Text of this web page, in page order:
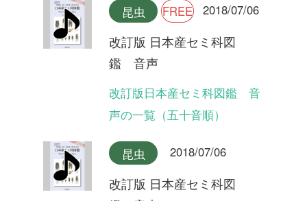
鑑 音声
ヤエヤマクマゼミ
昆虫 2018/07/06
改訂版 日本産セミ科図
鑑 音声
昆虫 2018/07/06
改訂版 日本産セミ科図